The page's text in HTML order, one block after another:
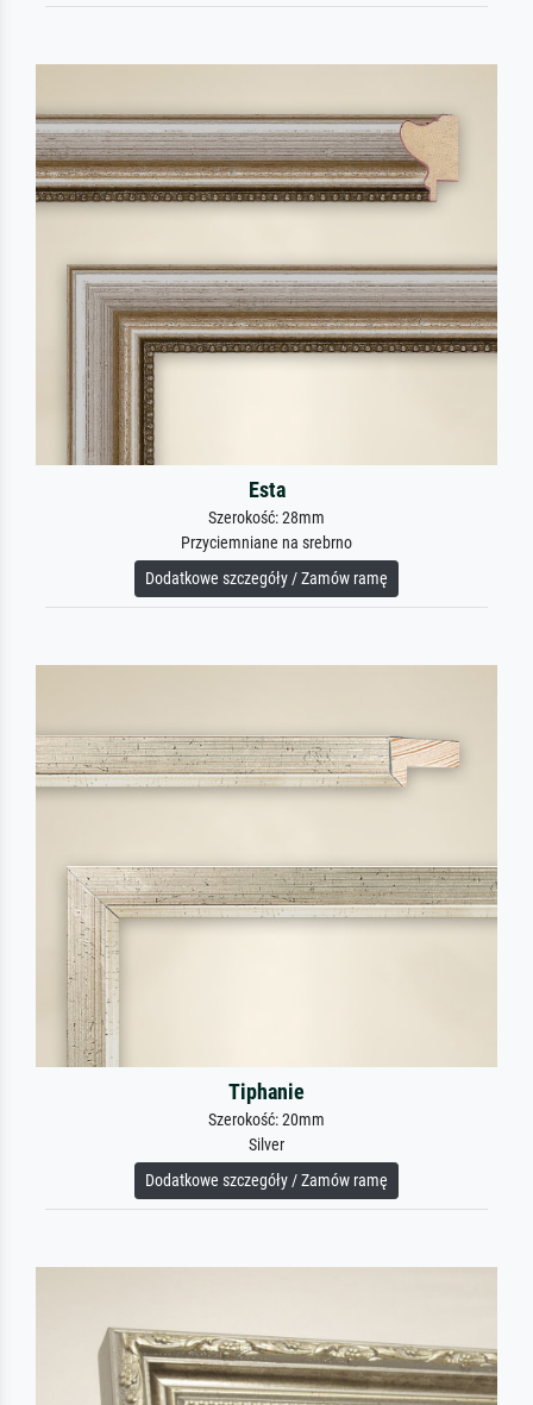
Esta
Szerokość: 28mm
Przyciemniane na srebrno
Dodatkowe szczegóły / Zamów ramę
Tiphanie
Szerokość: 20mm
Silver
Dodatkowe szczegóły / Zamów ramę